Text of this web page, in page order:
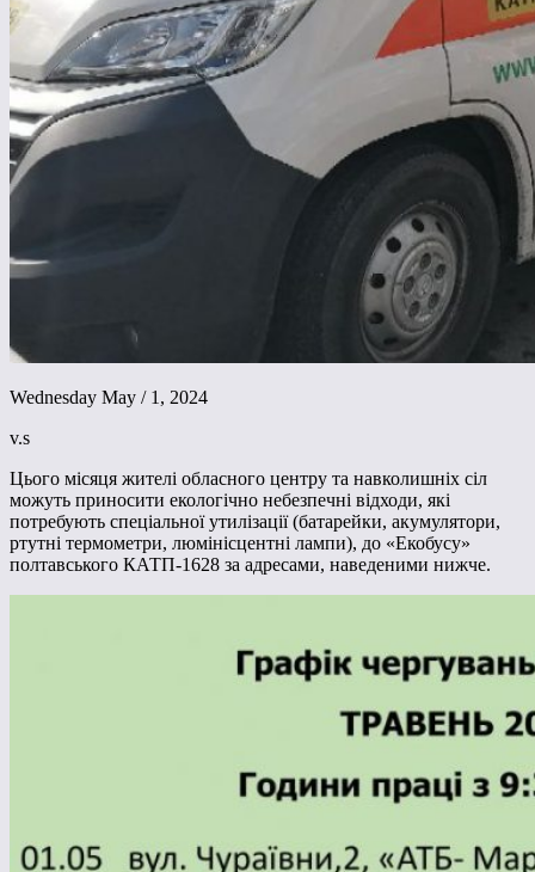
Wednesday May / 1, 2024
v.s
Цього місяця жителі обласного центру та навколишніх сіл
можуть приносити екологічно небезпечні відходи, які
потребують спеціальної утилізації (батарейки, акумулятори,
ртутні термометри, люмінісцентні лампи), до «Екобусу»
полтавського КАТП-1628 за адресами, наведеними нижче.